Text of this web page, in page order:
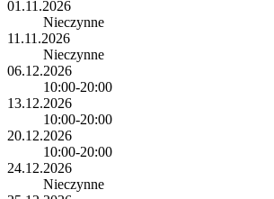
01.11.2026
Nieczynne
11.11.2026
Nieczynne
06.12.2026
10:00-20:00
13.12.2026
10:00-20:00
20.12.2026
10:00-20:00
24.12.2026
Nieczynne